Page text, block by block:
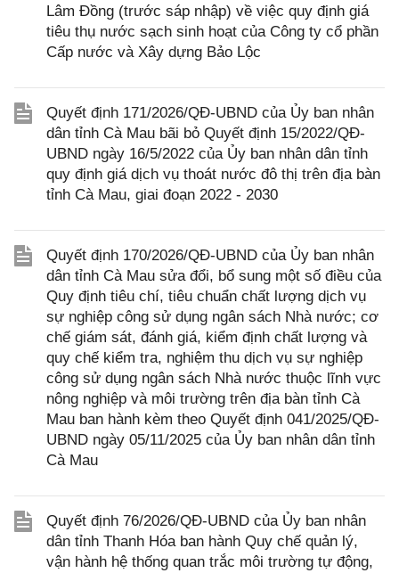
Lâm Đồng (trước sáp nhập) về việc quy định giá
tiêu thụ nước sạch sinh hoạt của Công ty cổ phần
Cấp nước và Xây dựng Bảo Lộc
Quyết định 171/2026/QĐ-UBND của Ủy ban nhân
dân tỉnh Cà Mau bãi bỏ Quyết định 15/2022/QĐ-
UBND ngày 16/5/2022 của Ủy ban nhân dân tỉnh
quy định giá dịch vụ thoát nước đô thị trên địa bàn
tỉnh Cà Mau, giai đoạn 2022 - 2030
Quyết định 170/2026/QĐ-UBND của Ủy ban nhân
dân tỉnh Cà Mau sửa đổi, bổ sung một số điều của
Quy định tiêu chí, tiêu chuẩn chất lượng dịch vụ
sự nghiệp công sử dụng ngân sách Nhà nước; cơ
chế giám sát, đánh giá, kiểm định chất lượng và
quy chế kiểm tra, nghiệm thu dịch vụ sự nghiệp
công sử dụng ngân sách Nhà nước thuộc lĩnh vực
nông nghiệp và môi trường trên địa bàn tỉnh Cà
Mau ban hành kèm theo Quyết định 041/2025/QĐ-
UBND ngày 05/11/2025 của Ủy ban nhân dân tỉnh
Cà Mau
Quyết định 76/2026/QĐ-UBND của Ủy ban nhân
dân tỉnh Thanh Hóa ban hành Quy chế quản lý,
vận hành hệ thống quan trắc môi trường tự động,